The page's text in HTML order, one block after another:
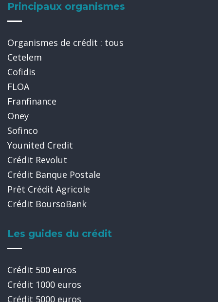
Principaux organismes
Organismes de crédit : tous
Cetelem
Cofidis
FLOA
Franfinance
Oney
Sofinco
Younited Credit
Crédit Revolut
Crédit Banque Postale
Prêt Crédit Agricole
Crédit BoursoBank
Les guides du crédit
Crédit 500 euros
Crédit 1000 euros
Crédit 5000 euros